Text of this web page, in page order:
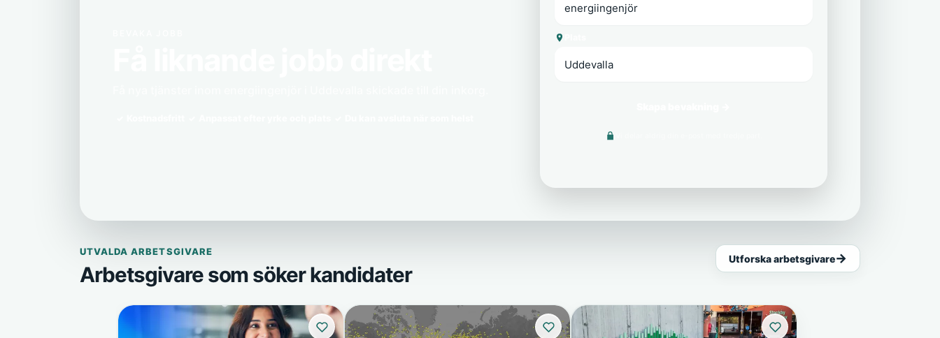
UTVALDA ARBETSGIVARE
Arbetsgivare som söker kandidater
Utforska arbetsgivare